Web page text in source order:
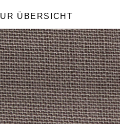
ÜBERSICHT